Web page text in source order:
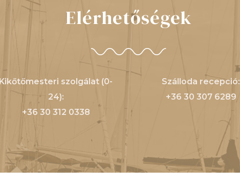
Elérhetőségek
Kikőtőmesteri szolgálat (0-
24):
+36 30 312 0338
Szálloda recepció:
+36 30 307 6289